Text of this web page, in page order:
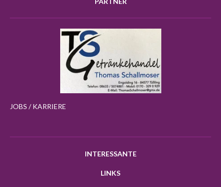
JOBS / KARRIERE
INTERESSANTE
LINKS